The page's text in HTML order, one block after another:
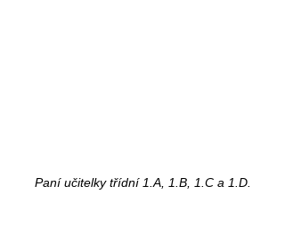
Paní učitelky třídní 1.A, 1.B, 1.C a 1.D.